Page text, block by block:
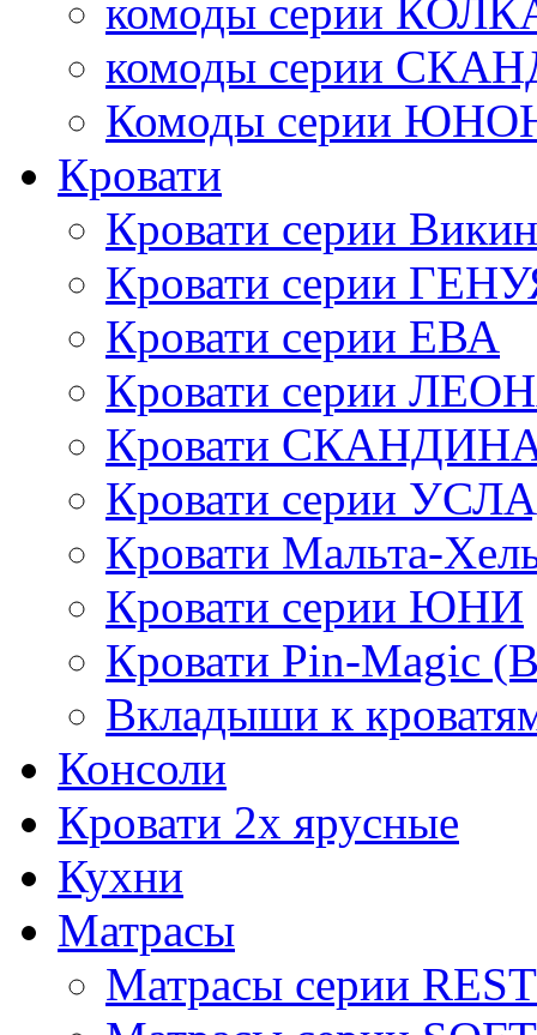
комоды серии
комоды серии
Комоды серии
Кровати
Кровати серии
Кровати серии
Кровати серии ЕВА
Кровати серии
Кровати
Кровати серии
Кровати Мальта-
Кровати серии ЮНИ
Кровати Pin-Magic
Вкладыши к
Консоли
Кровати 2х ярусные
Кухни
Матрасы
Матрасы серии REST